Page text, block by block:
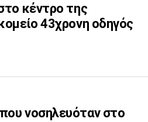
κέντρο της
43χρονη οδηγός
νοσηλευόταν στο